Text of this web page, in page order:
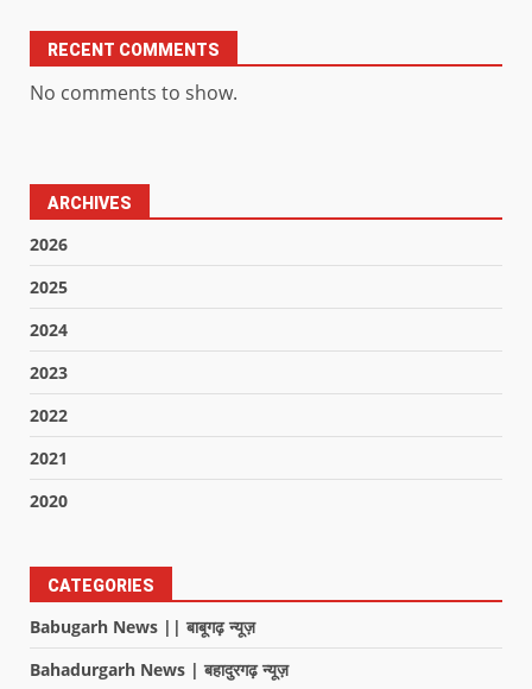
RECENT COMMENTS
No comments to show.
ARCHIVES
2026
2025
2024
2023
2022
2021
2020
CATEGORIES
Babugarh News || बाबूगढ़ न्यूज़
Bahadurgarh News | बहादुरगढ़ न्यूज़